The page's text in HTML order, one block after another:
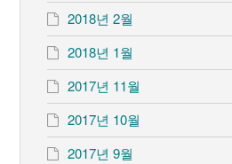
2018년 2월
2018년 1월
2017년 11월
2017년 10월
2017년 9월